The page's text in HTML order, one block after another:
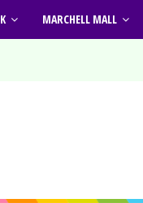
MARCHELL MALL